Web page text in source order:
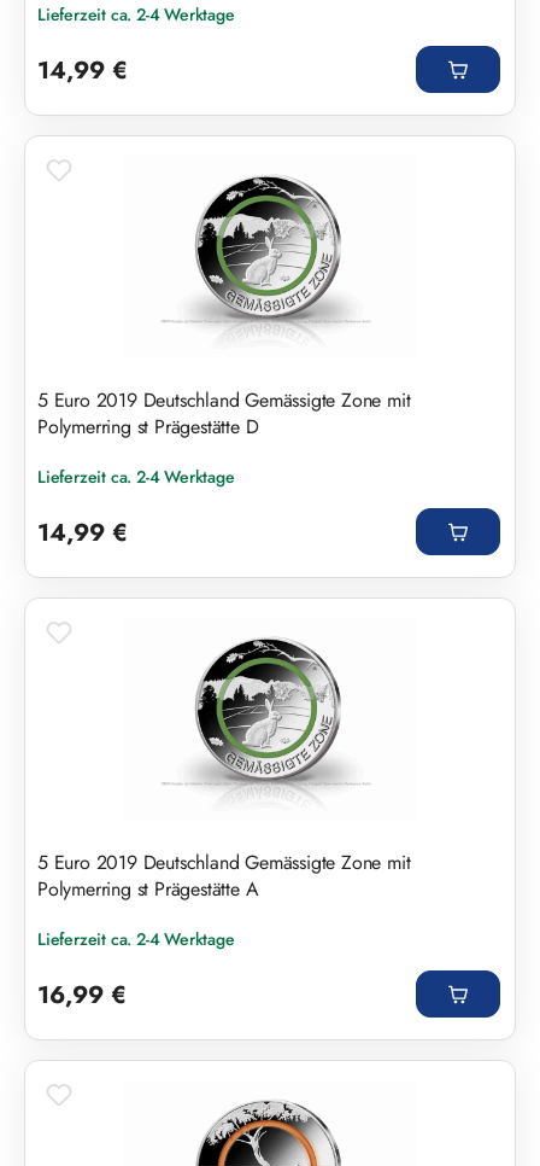
Lieferzeit ca. 2-4 Werktage
14,99 €
5 Euro 2019 Deutschland Gemässigte Zone mit
Polymerring st Prägestätte D
Lieferzeit ca. 2-4 Werktage
14,99 €
5 Euro 2019 Deutschland Gemässigte Zone mit
Polymerring st Prägestätte A
Lieferzeit ca. 2-4 Werktage
16,99 €